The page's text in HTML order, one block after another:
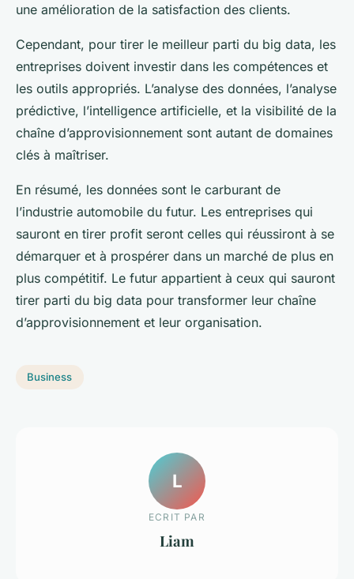
une amélioration de la satisfaction des clients.
Cependant, pour tirer le meilleur parti du big data, les
entreprises doivent investir dans les compétences et
les outils appropriés. L’analyse des données, l’analyse
prédictive, l’intelligence artificielle, et la visibilité de la
chaîne d’approvisionnement sont autant de domaines
clés à maîtriser.
En résumé, les données sont le carburant de
l’industrie automobile du futur. Les entreprises qui
sauront en tirer profit seront celles qui réussiront à se
démarquer et à prospérer dans un marché de plus en
plus compétitif. Le futur appartient à ceux qui sauront
tirer parti du big data pour transformer leur chaîne
d’approvisionnement et leur organisation.
Business
L
ECRIT PAR
Liam